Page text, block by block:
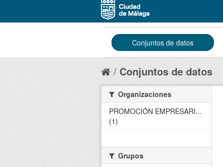
Conjuntos de datos
Conjuntos de datos
Organizaciones
PROMOCIÓN EMPRESARI...
(1)
Grupos